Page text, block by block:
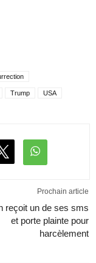
Trump USA
Prochain article
reçoit un de ses sms
et porte plainte pour
harcèlement